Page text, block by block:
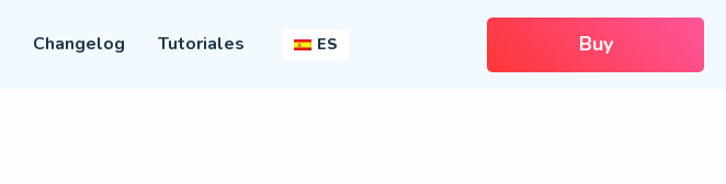
Changelog Tutoriales ES Buy